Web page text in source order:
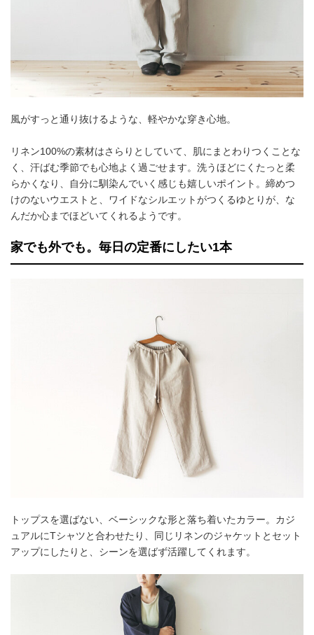
風がすっと通り抜けるような、軽やかな穿き心地。
リネン100%の素材はさらりとしていて、肌にまとわりつくことな
く、汗ばむ季節でも心地よく過ごせます。洗うほどにくたっと柔
らかくなり、自分に馴染んでいく感じも嬉しいポイント。締めつ
けのないウエストと、ワイドなシルエットがつくるゆとりが、な
んだか心までほどいてくれるようです。
家でも外でも。毎日の定番にしたい1本
トップスを選ばない、ベーシックな形と落ち着いたカラー。カジ
ュアルにTシャツと合わせたり、同じリネンのジャケットとセット
アップにしたりと、シーンを選ばず活躍してくれます。